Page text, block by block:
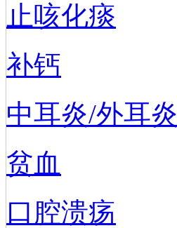
止咳化痰
补钙
中耳炎/外耳炎
贫血
口腔溃疡